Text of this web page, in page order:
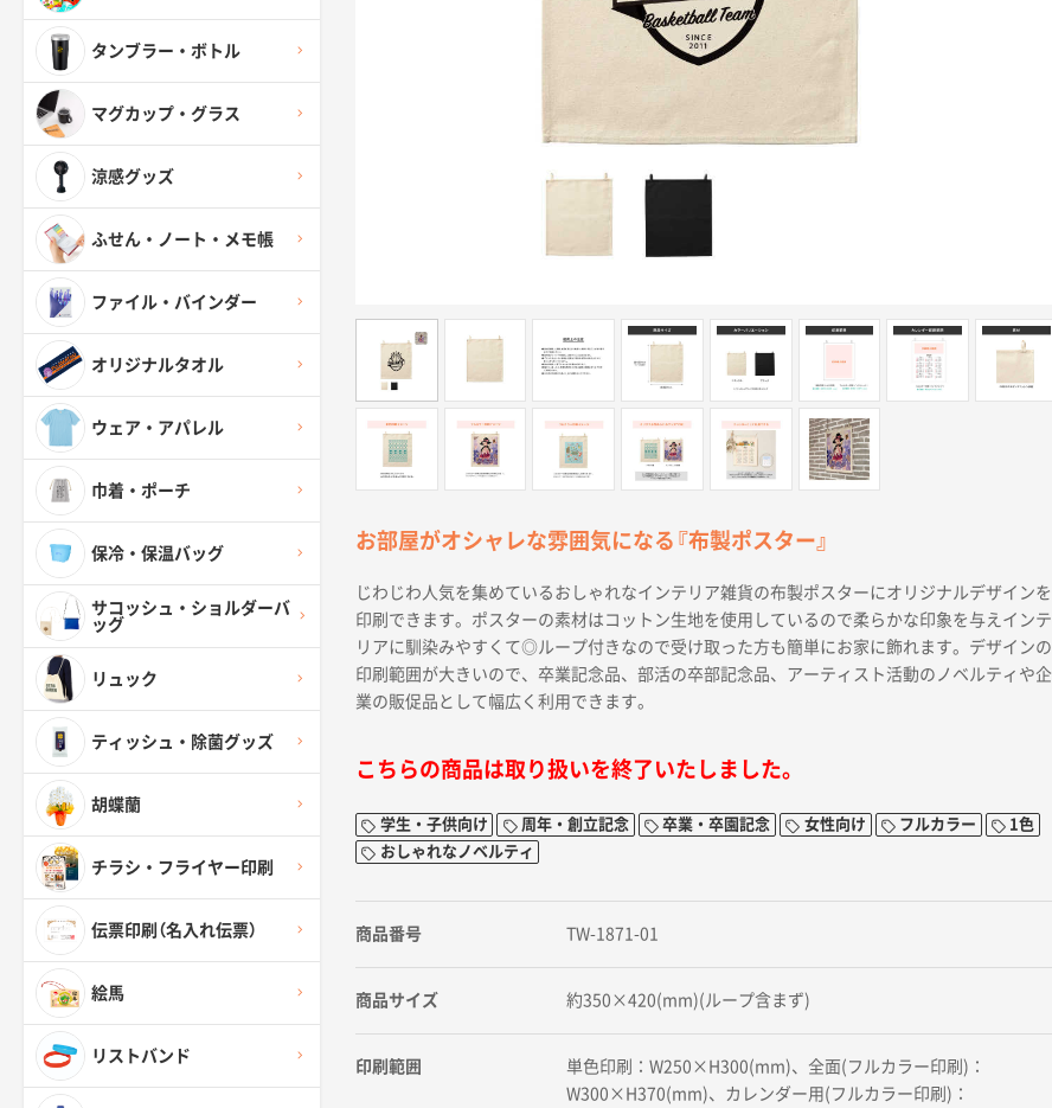
タンブラー・ボトル
マグカップ・グラス
涼感グッズ
ふせん・ノート・メモ帳
ファイル・バインダー
オリジナルタオル
ウェア・アパレル
巾着・ポーチ
保冷・保温バッグ
サコッシュ・ショルダーバ
ッグ
リュック
ティッシュ・除菌グッズ
胡蝶蘭
チラシ・フライヤー印刷
伝票印刷（名入れ伝票）
絵馬
リストバンド
お部屋がオシャレな雰囲気になる『布製ポスター』
じわじわ人気を集めているおしゃれなインテリア雑貨の布製ポスターにオリジナルデザインを
印刷できます。ポスターの素材はコットン生地を使用しているので柔らかな印象を与えインテ
リアに馴染みやすくて◎ループ付きなので受け取った方も簡単にお家に飾れます。デザインの
印刷範囲が大きいので、卒業記念品、部活の卒部記念品、アーティスト活動のノベルティや企
業の販促品として幅広く利用できます。
こちらの商品は取り扱いを終了いたしました。
学生・子供向け 周年・創立記念 卒業・卒園記念 女性向け フルカラー
1色
おしゃれなノベルティ
商品番号 TW-1871-01
商品サイズ 約350×420(mm)(ループ含まず)
印刷範囲
単色印刷：W250×H300(mm)、全面(フルカラー印刷)：
W300×H370(mm)、カレンダー用(フルカラー印刷)：